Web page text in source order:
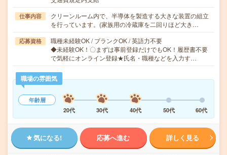
仕事内容
クリーンルーム内で、半導体を製造する大きな装置の組立
を行っています。(家族用の冷蔵庫を二回りほど大き…
応募資格
職種未経験OK / ブランクOK / 英語力不要
◆未経験OK！〇まずは事前登録だけでもOK！履歴書不要
で気軽にオンライン登録★氏名・職種などを入力す…
職場の雰囲気
年齢層
20代
30代 40代 50代 60代
気になる! 応募へ進む 詳しく見る